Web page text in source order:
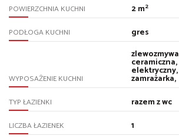
POWIERZCHNIA KUCHNI 2 m2
PODŁOGA KUCHNI gres
WYPOSAŻENIE KUCHNI zamrażarka,
TYP ŁAZIENKI razem z wc
LICZBA ŁAZIENEK 1